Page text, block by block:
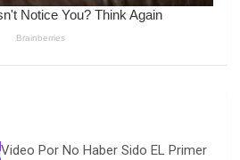
Video Por No Haber Sido EL Primer